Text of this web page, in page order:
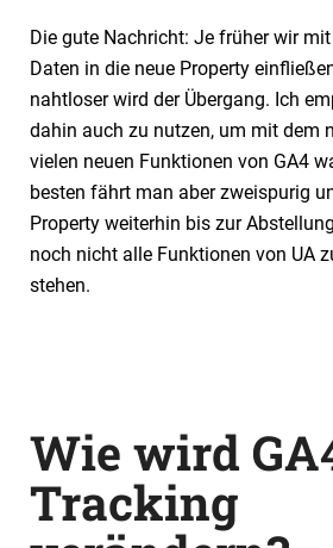
Die gute Nachricht: Je früher wir
Daten in die neue Property
nahtloser wird der Übergang. Ich
dahin auch zu nutzen, um mit dem
vielen neuen Funktionen von GA4
besten fährt man aber zweispurig
Property weiterhin bis zur
noch nicht alle Funktionen von UA
stehen.
Wie wird
Tracking